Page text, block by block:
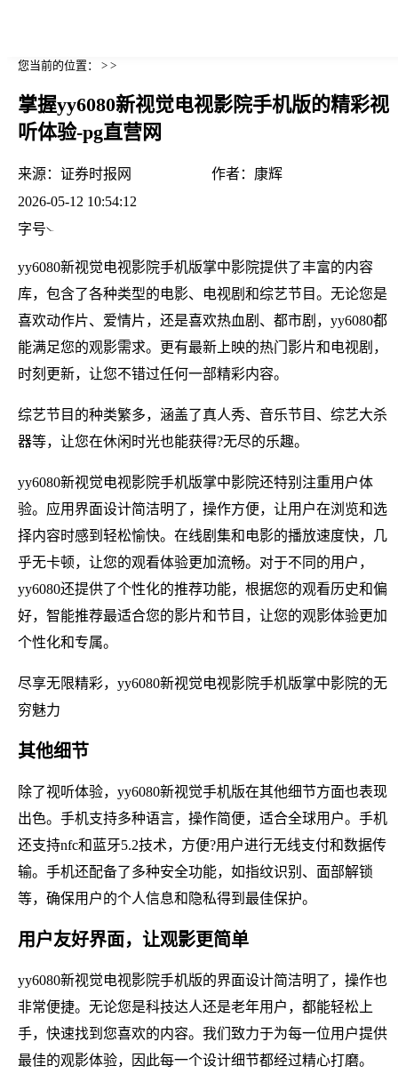
您当前的位置： > >
掌握yy6080新视觉电视影院手机版的精彩视
听体验-pg直营网
来源： 证券时报网 作者： 康辉
2026-05-12 10:54:12
字号
yy6080新视觉电视影院手机版掌中影院提供了丰富的内容
库，包含了各种类型的电影、电视剧和综艺节目。无论您是
喜欢动作片、爱情片，还是喜欢热血剧、都市剧，yy6080都
能满足您的观影需求。更有最新上映的热门影片和电视剧，
时刻更新，让您不错过任何一部精彩内容。
综艺节目的种类繁多，涵盖了真人秀、音乐节目、综艺大杀
器等，让您在休闲时光也能获得?无尽的乐趣。
yy6080新视觉电视影院手机版掌中影院还特别注重用户体
验。应用界面设计简洁明了，操作方便，让用户在浏览和选
择内容时感到轻松愉快。在线剧集和电影的播放速度快，几
乎无卡顿，让您的观看体验更加流畅。对于不同的用户，
yy6080还提供了个性化的推荐功能，根据您的观看历史和偏
好，智能推荐最适合您的影片和节目，让您的观影体验更加
个性化和专属。
尽享无限精彩，yy6080新视觉电视影院手机版掌中影院的无
穷魅力
其他细节
除了视听体验，yy6080新视觉手机版在其他细节方面也表现
出色。手机支持多种语言，操作简便，适合全球用户。手机
还支持nfc和蓝牙5.2技术，方便?用户进行无线支付和数据传
输。手机还配备了多种安全功能，如指纹识别、面部解锁
等，确保用户的个人信息和隐私得到最佳保护。
用户友好界面，让观影更简单
yy6080新视觉电视影院手机版的界面设计简洁明了，操作也
非常便捷。无论您是科技达人还是老年用户，都能轻松上
手，快速找到您喜欢的内容。我们致力于为每一位用户提供
最佳的观影体验，因此每一个设计细节都经过精心打磨。